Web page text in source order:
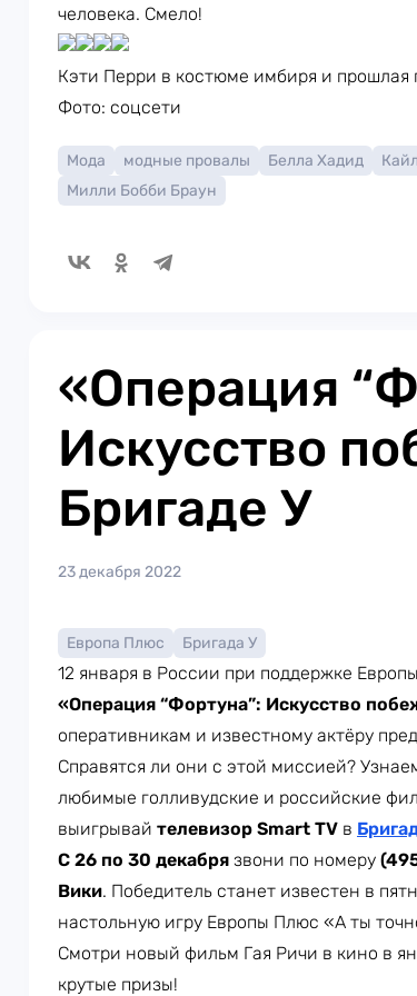
человека. Смело!
Кэти Перри в костюме имбиря и прошлая
Фото: соцсети
Мода модные провалы Белла Хадид
Милли Бобби Браун
«Операция
Искусство
Бригаде У
23 декабря 2022
Европа Плюс Бригада У
12 января в России при поддержке
«Операция “Фортуна”: Искусство
оперативникам и известному актёру
Справятся ли они с этой миссией?
любимые голливудские и российские
выигрывай телевизор Smart TV в
С 26 по 30 декабря звони по номеру
Вики. Победитель станет известен в
настольную игру Европы Плюс «А ты
Смотри новый фильм Гая Ричи в кино в
крутые призы!